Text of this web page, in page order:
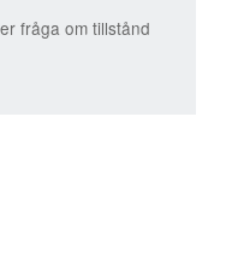
fråga om tillstånd